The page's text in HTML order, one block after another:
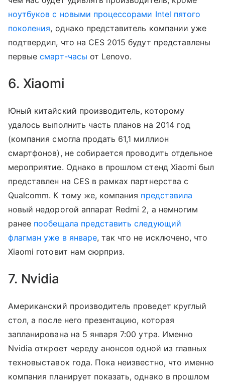
ноутбуков с новыми процессорами Intel пятого
поколения, однако представитель компании уже
подтвердил, что на CES 2015 будут представлены
первыесмарт-часы от Lenovo.
6. Xiaomi
Юный китайский производитель, которому
удалось выполнить часть планов на 2014 год
(компания смогла продать 61,1 миллион
смартфонов), не собирается проводить отдельное
мероприятие. Однако в прошлом стенд Xiaomi был
представлен на CES в рамках партнерства с
Qualcomm. К тому же, компания представила
новый недорогой аппарат Redmi 2, а немногим
ранее пообещала представить следующий
флагман уже в январе, так что не исключено, что
Xiaomi готовит нам сюрприз.
7. Nvidia
Американский производитель проведет круглый
стол, а после него презентацию, которая
запланирована на 5 января 7:00 утра. Именно
Nvidia откроет череду анонсов одной из главных
техновыставок года. Пока неизвестно, что именно
компания планирует показать, однако в прошлом